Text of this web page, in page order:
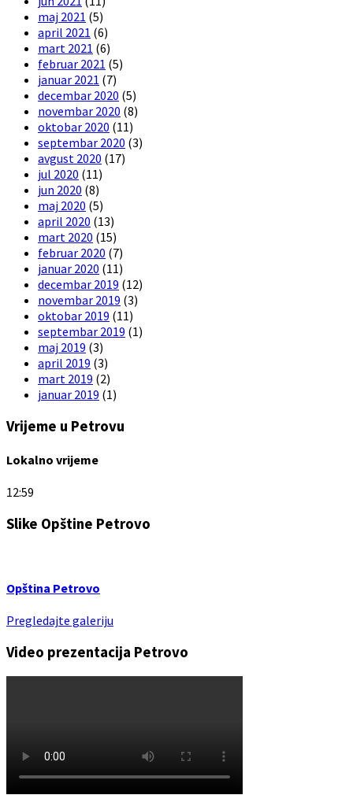
maj 2021 (5)
april 2021 (6)
mart 2021 (6)
februar 2021 (5)
januar 2021 (7)
decembar 2020 (5)
novembar 2020 (8)
oktobar 2020 (11)
septembar 2020 (3)
avgust 2020 (17)
jul 2020 (11)
jun 2020 (8)
maj 2020 (5)
april 2020 (13)
mart 2020 (15)
februar 2020 (7)
januar 2020 (11)
decembar 2019 (12)
novembar 2019 (3)
oktobar 2019 (11)
septembar 2019 (1)
maj 2019 (3)
april 2019 (3)
mart 2019 (2)
januar 2019 (1)
Vrijeme u Petrovu
Lokalno vrijeme
12:59
Slike Opštine Petrovo
Opština Petrovo
Pregledajte galeriju
Video prezentacija Petrovo